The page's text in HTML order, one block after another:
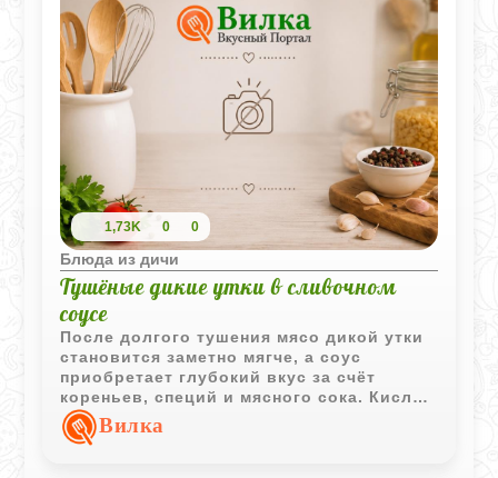
1,73K 0 0
Блюда из дичи
Тушёные дикие утки в сливочном
соусе
После долгого тушения мясо дикой утки
становится заметно мягче, а соус
приобретает глубокий вкус за счёт
кореньев, специй и мясного сока. Кислое
молоко делает подливу более нежной и
слегка бархатистой, не перебивая аромат
Вилка